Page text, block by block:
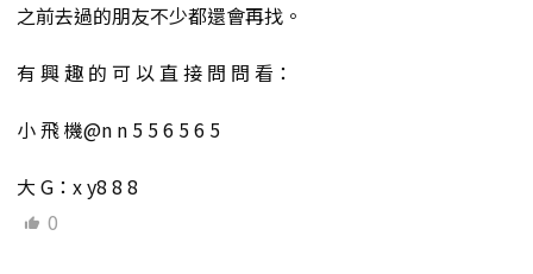
之前去過的朋友不少都還會再找。
有 興 趣 的 可 以 直 接 問 問 看：
小 飛 機@n n 5 5 6 5 6 5
大 G：x y8 8 8
0